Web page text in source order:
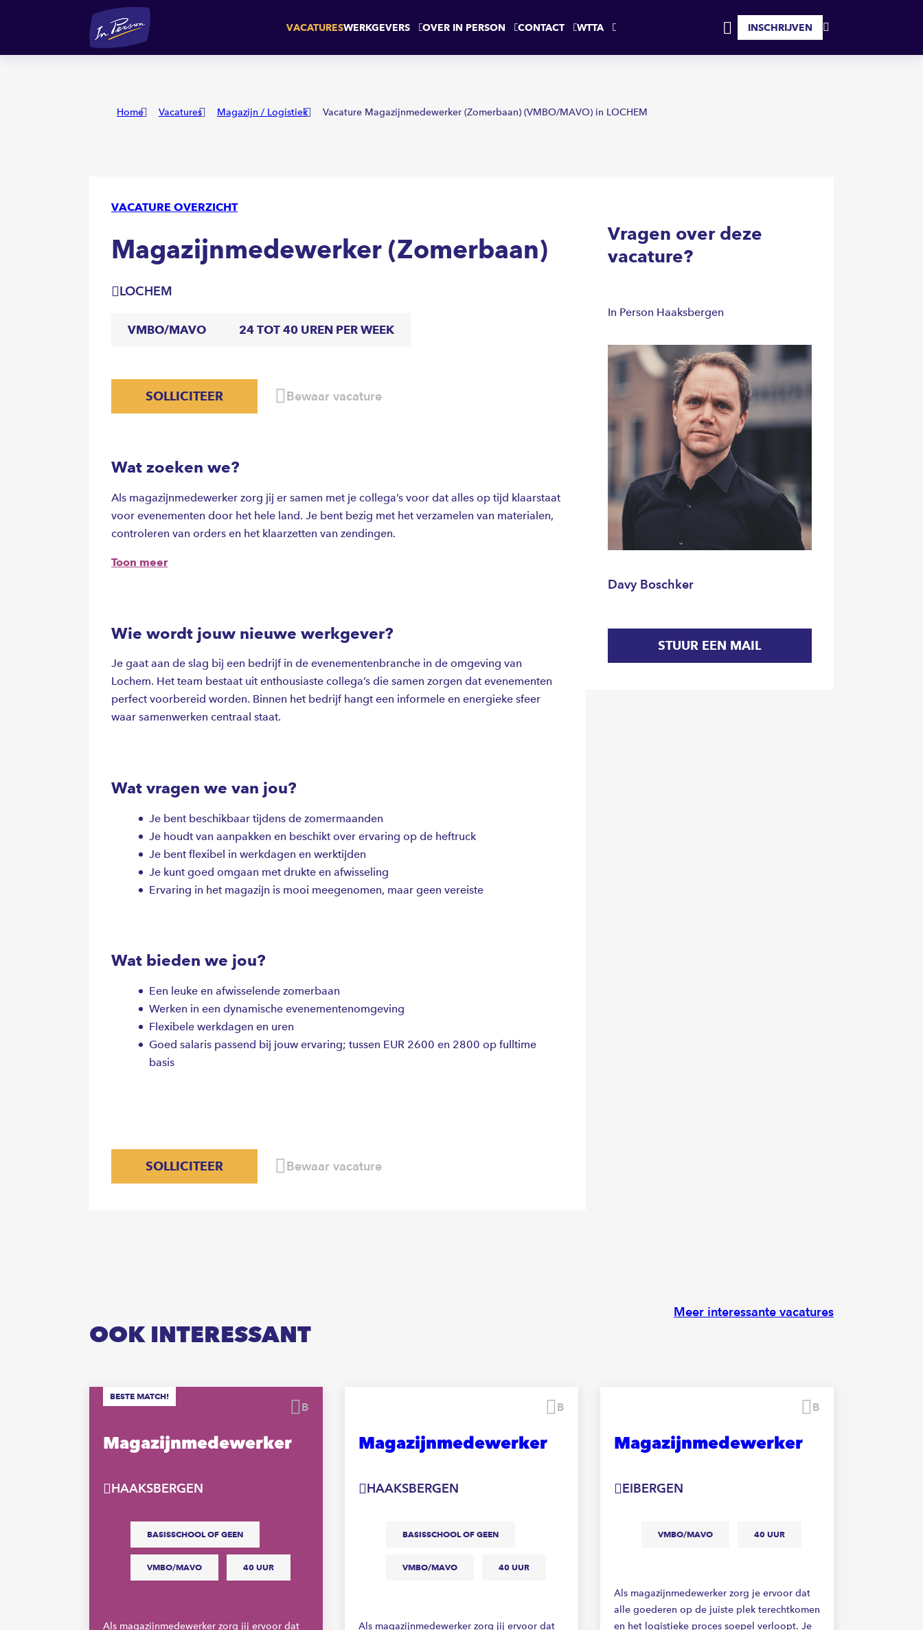
VACATURESWERKGEVERS OVER IN PERSON CONTACT WTTA
MIJN
INSCHRIJVEN
Home Vacatures Magazijn / Logistiek Vacature Magazijnmedewerker (Zomerbaan) (VMBO/MAVO) in LOCHEM
VACATURE OVERZICHT
Magazijnmedewerker (Zomerbaan)
LOCHEM
VMBO/MAVO 24 TOT 40 UREN PER WEEK
SOLLICITEER Bewaar vacature
Wat zoeken we?
Als magazijnmedewerker zorg jij er samen met je collega’s voor dat alles op tijd klaarstaat
voor evenementen door het hele land. Je bent bezig met het verzamelen van materialen,
controleren van orders en het klaarzetten van zendingen.
Toon meer
Wie wordt jouw nieuwe werkgever?
Je gaat aan de slag bij een bedrijf in de evenementenbranche in de omgeving van
Lochem. Het team bestaat uit enthousiaste collega’s die samen zorgen dat evenementen
perfect voorbereid worden. Binnen het bedrijf hangt een informele en energieke sfeer
waar samenwerken centraal staat.
Wat vragen we van jou?
Je bent beschikbaar tijdens de zomermaanden
Je houdt van aanpakken en beschikt over ervaring op de heftruck
Je bent flexibel in werkdagen en werktijden
Je kunt goed omgaan met drukte en afwisseling
Ervaring in het magazijn is mooi meegenomen, maar geen vereiste
Wat bieden we jou?
Een leuke en afwisselende zomerbaan
Werken in een dynamische evenementenomgeving
Flexibele werkdagen en uren
Goed salaris passend bij jouw ervaring; tussen EUR 2600 en 2800 op fulltime
basis
SOLLICITEER Bewaar vacature
Vragen over deze
vacature?
In Person Haaksbergen
Davy Boschker
STUUR EEN MAIL
OOK INTERESSANT
Magazijnmedewerker
HAAKSBERGEN
BASISSCHOOL OF GEEN
VMBO/MAVO 40 UUR
Als magazijnmedewerker zorg jij ervoor dat
Bewaren
BESTE MATCH!
Magazijnmedewerker
HAAKSBERGEN
BASISSCHOOL OF GEEN
VMBO/MAVO 40 UUR
Als magazijnmedewerker zorg jij ervoor dat
Bewaren
Magazijnmedewerker
EIBERGEN
VMBO/MAVO 40 UUR
Als magazijnmedewerker zorg je ervoor dat
alle goederen op de juiste plek terechtkomen
en het logistieke proces soepel verloopt. Je
Bewaren
Meer interessante vacatures
Magazijnmedewerker (Zomerbaan) LOCHEM SOLLICITEER